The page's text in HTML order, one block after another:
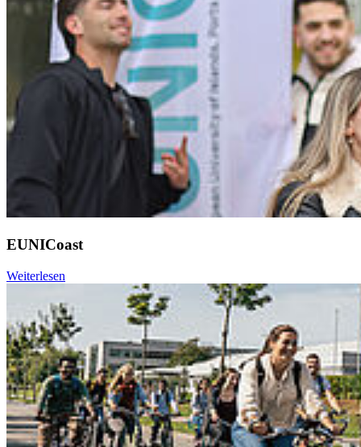
EUNICoast
Weiterlesen
Go to slide 1
Go to slide 2
Go to slide 3
Go to slide 4
Go to slide 5
Go to slide 6
Go to slide 7
Go to slide 8